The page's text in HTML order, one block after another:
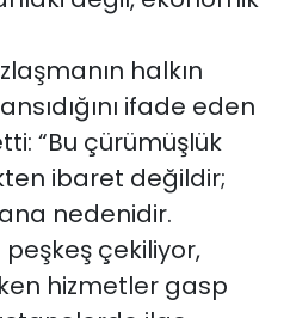
halkın
ifade eden
“Bu çürümüşlük
ibaret değildir;
nedenidir.
çekiliyor,
hizmetler gasp